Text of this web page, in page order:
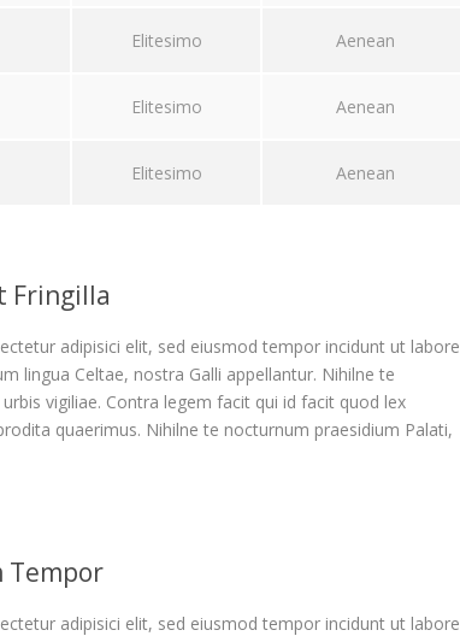
Elitesimo Aenean
Elitesimo Aenean
Elitesimo Aenean
Fringilla
adipisici elit, sed eiusmod tempor incidunt ut labore
lingua Celtae, nostra Galli appellantur. Nihilne te
vigiliae. Contra legem facit qui id facit quod lex
quaerimus. Nihilne te nocturnum praesidium Palati,
Tempor
adipisici elit, sed eiusmod tempor incidunt ut labore